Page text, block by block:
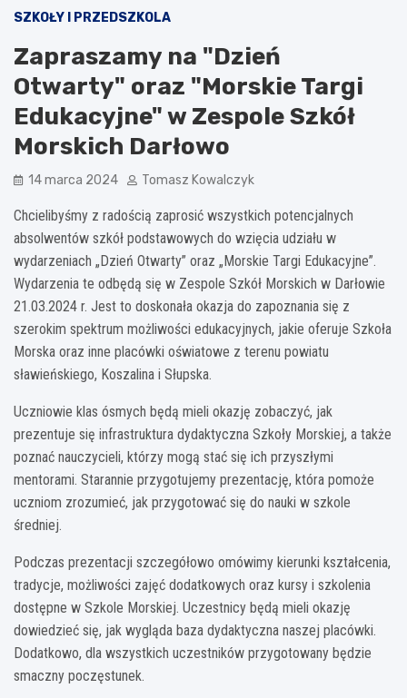
SZKOŁY I PRZEDSZKOLA
Zapraszamy na "Dzień
Otwarty" oraz "Morskie Targi
Edukacyjne" w Zespole Szkół
Morskich Darłowo
14 marca 2024 Tomasz Kowalczyk
Chcielibyśmy z radością zaprosić wszystkich potencjalnych
absolwentów szkół podstawowych do wzięcia udziału w
wydarzeniach „Dzień Otwarty” oraz „Morskie Targi Edukacyjne”.
Wydarzenia te odbędą się w Zespole Szkół Morskich w Darłowie
21.03.2024 r. Jest to doskonała okazja do zapoznania się z
szerokim spektrum możliwości edukacyjnych, jakie oferuje Szkoła
Morska oraz inne placówki oświatowe z terenu powiatu
sławieńskiego, Koszalina i Słupska.
Uczniowie klas ósmych będą mieli okazję zobaczyć, jak
prezentuje się infrastruktura dydaktyczna Szkoły Morskiej, a także
poznać nauczycieli, którzy mogą stać się ich przyszłymi
mentorami. Starannie przygotujemy prezentację, która pomoże
uczniom zrozumieć, jak przygotować się do nauki w szkole
średniej.
Podczas prezentacji szczegółowo omówimy kierunki kształcenia,
tradycje, możliwości zajęć dodatkowych oraz kursy i szkolenia
dostępne w Szkole Morskiej. Uczestnicy będą mieli okazję
dowiedzieć się, jak wygląda baza dydaktyczna naszej placówki.
Dodatkowo, dla wszystkich uczestników przygotowany będzie
smaczny poczęstunek.